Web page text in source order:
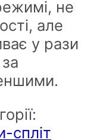
не
але
у рази
спліт